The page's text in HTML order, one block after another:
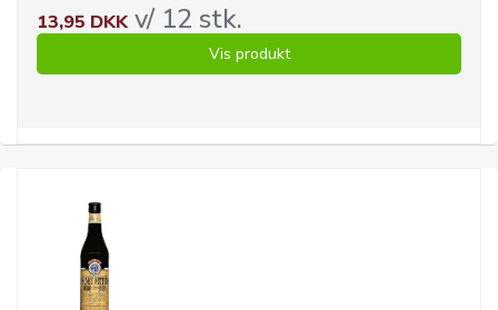
13,95 DKKv/ 12 stk.
Vis produkt